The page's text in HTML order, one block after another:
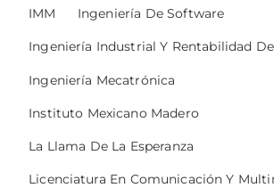
IMM Ingeniería De Software
Ingeniería Industrial Y Rentabilidad
Ingeniería Mecatrónica
Instituto Mexicano Madero
La Llama De La Esperanza
Licenciatura En Comunicación Y